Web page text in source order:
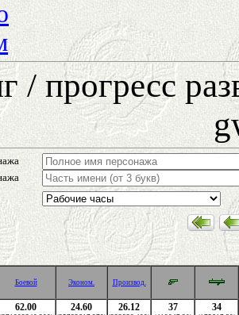
/ прогресс
Боевой Эконом. Производ.
62.00 24.60 26.12 37 34